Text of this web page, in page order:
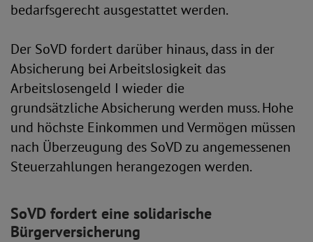
bedarfsgerecht ausgestattet werden.
Der SoVD fordert darüber hinaus, dass in der
Absicherung bei Arbeitslosigkeit das
Arbeitslosengeld I wieder die
grundsätzliche Absicherung werden muss. Hohe
und höchste Einkommen und Vermögen müssen
nach Überzeugung des SoVD zu angemessenen
Steuerzahlungen herangezogen werden.
SoVD fordert eine solidarische
Bürgerversicherung